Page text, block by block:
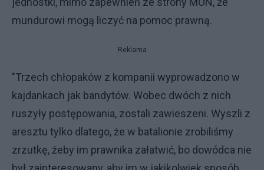
mundurowi mogą liczyć na pomoc prawną.
Reklama
"Trzech chłopaków z kompanii wyprowadzono w
kajdankach jak bandytów. Wobec dwóch z nich
ruszyły postępowania, zostali zawieszeni. Wyszli z
aresztu tylko dlatego, że w batalionie zrobiliśmy
zrzutkę, żeby im prawnika załatwić, bo dowódca nie